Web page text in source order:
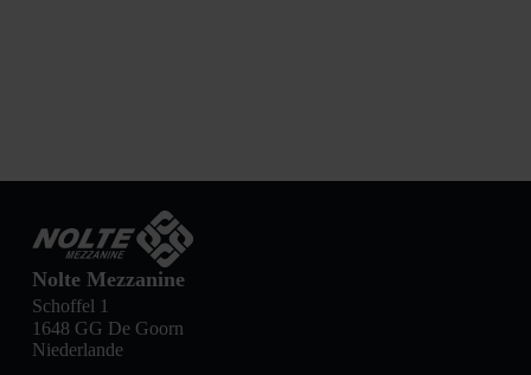
Nolte Mezzanine
Schoffel 1
1648 GG De Goorn
Niederlande